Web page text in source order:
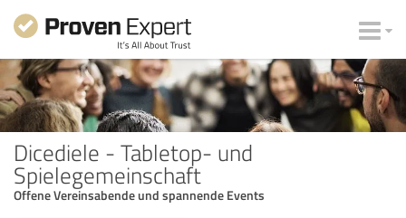
Dicediele - Tabletop- und
Spielegemeinschaft
Offene Vereinsabende und spannende Events